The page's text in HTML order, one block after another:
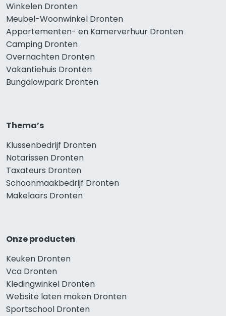
Winkelen Dronten
Meubel-Woonwinkel Dronten
Appartementen- en Kamerverhuur Dronten
Camping Dronten
Overnachten Dronten
Vakantiehuis Dronten
Bungalowpark Dronten
Thema’s
Klussenbedrijf Dronten
Notarissen Dronten
Taxateurs Dronten
Schoonmaakbedrijf Dronten
Makelaars Dronten
Onze producten
Keuken Dronten
Vca Dronten
Kledingwinkel Dronten
Website laten maken Dronten
Sportschool Dronten